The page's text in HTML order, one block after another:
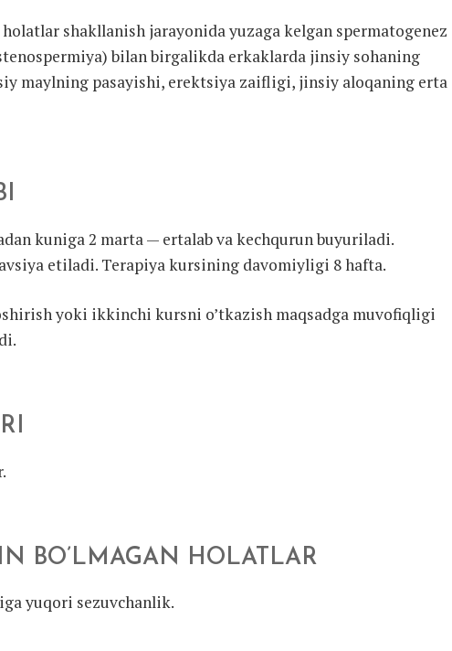
shakllanish jarayonida yuzaga kelgan spermatogenez
bilan birgalikda erkaklarda jinsiy sohaning
maylning pasayishi, erektsiya zaifligi, jinsiy aloqaning erta
kuniga 2 marta — ertalab va kechqurun buyuriladi.
etiladi. Terapiya kursining davomiyligi 8 hafta.
yoki ikkinchi kursni o’tkazish maqsadga muvofiqligi
BO’LMAGAN HOLATLAR
yuqori sezuvchanlik.